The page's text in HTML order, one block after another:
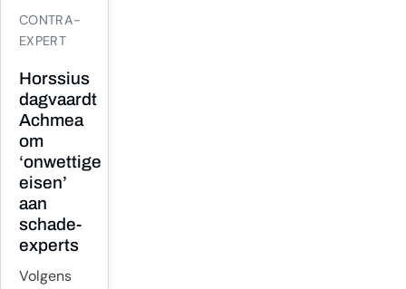
29
JAN
CONTRA-
EXPERT
Horssius
dagvaardt
Achmea
om
‘onwettige
eisen’
aan
schade-
experts
Volgens